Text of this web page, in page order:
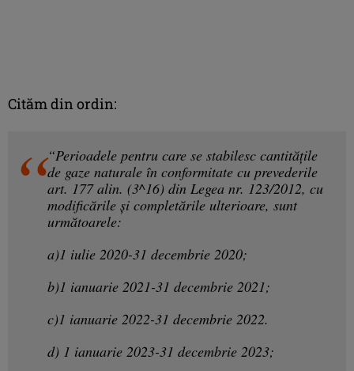
Cităm din ordin:
“Perioadele pentru care se stabilesc cantităţile
de gaze naturale în conformitate cu prevederile
art. 177 alin. (3^16) din Legea nr. 123/2012, cu
modificările şi completările ulterioare, sunt
următoarele:
a)1 iulie 2020-31 decembrie 2020;
b)1 ianuarie 2021-31 decembrie 2021;
c)1 ianuarie 2022-31 decembrie 2022.
d) 1 ianuarie 2023-31 decembrie 2023;